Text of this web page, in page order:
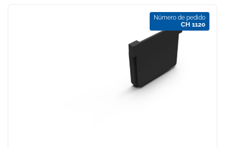
Número de pedido
CH 1120